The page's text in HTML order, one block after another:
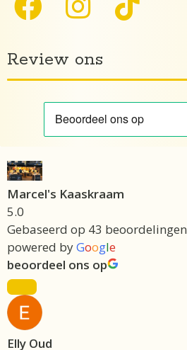
Review ons
Marcel's Kaaskraam
5.0
Gebaseerd op 43 beoordelingen
powered byGoogle
beoordeel ons op
Elly Oud